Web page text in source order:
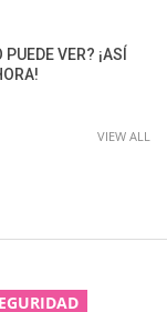
VER? ¡ASÍ
VIEW ALL